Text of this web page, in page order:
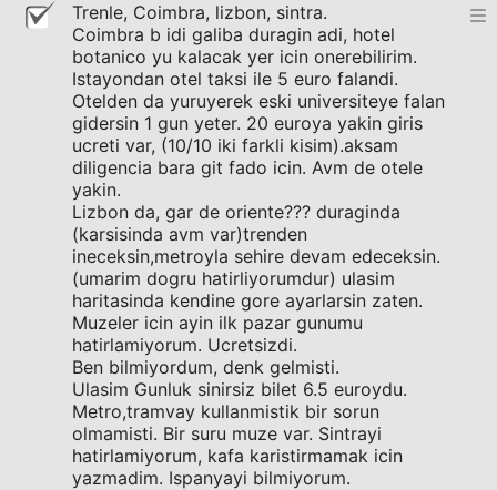
Trenle, Coimbra, lizbon, sintra.
Coimbra b idi galiba duragin adi, hotel
botanico yu kalacak yer icin onerebilirim.
Istayondan otel taksi ile 5 euro falandi.
Otelden da yuruyerek eski universiteye falan
gidersin 1 gun yeter. 20 euroya yakin giris
ucreti var, (10/10 iki farkli kisim).aksam
diligencia bara git fado icin. Avm de otele
yakin.
Lizbon da, gar de oriente??? duraginda
(karsisinda avm var)trenden
ineceksin,metroyla sehire devam edeceksin.
(umarim dogru hatirliyorumdur) ulasim
haritasinda kendine gore ayarlarsin zaten.
Muzeler icin ayin ilk pazar gunumu
hatirlamiyorum. Ucretsizdi.
Ben bilmiyordum, denk gelmisti.
Ulasim Gunluk sinirsiz bilet 6.5 euroydu.
Metro,tramvay kullanmistik bir sorun
olmamisti. Bir suru muze var. Sintrayi
hatirlamiyorum, kafa karistirmamak icin
yazmadim. Ispanyayi bilmiyorum.